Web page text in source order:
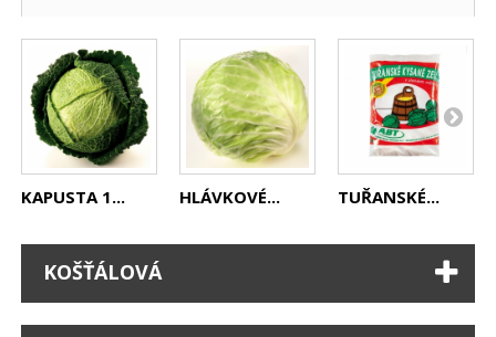
KAPUSTA 1... HLÁVKOVÉ... TUŘANSKÉ...
KOŠŤÁLOVÁ